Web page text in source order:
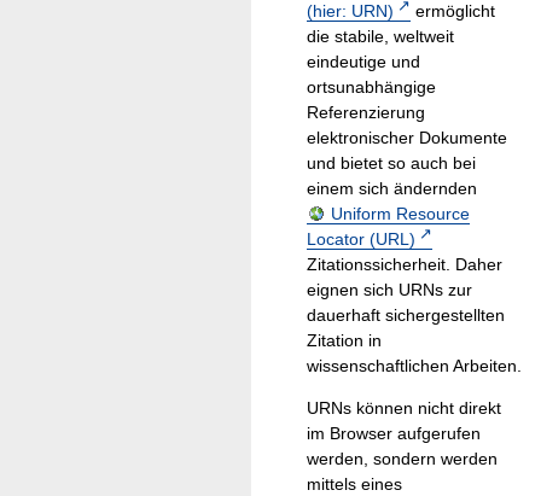
(hier: URN)
ermöglicht
die stabile, weltweit
eindeutige und
ortsunabhängige
Referenzierung
elektronischer Dokumente
und bietet so auch bei
einem sich ändernden
Uniform Resource
Locator (URL)
Zitationssicherheit. Daher
eignen sich URNs zur
dauerhaft sichergestellten
Zitation in
wissenschaftlichen Arbeiten.
URNs können nicht direkt
im Browser aufgerufen
werden, sondern werden
mittels eines